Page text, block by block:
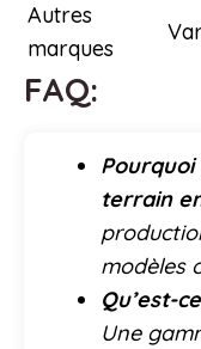
Autres
marques
FAQ:
terrain
modèles
Qu’est-
Une